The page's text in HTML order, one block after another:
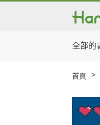
全部的
首頁 >